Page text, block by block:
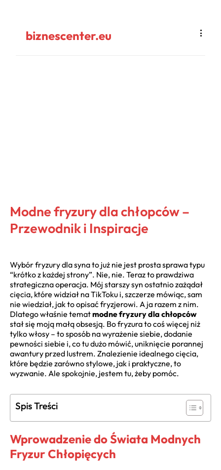
biznescenter.eu
Modne fryzury dla chłopców –
Przewodnik i Inspiracje
Wybór fryzury dla syna to już nie jest prosta sprawa typu
“krótko z każdej strony”. Nie, nie. Teraz to prawdziwa
strategiczna operacja. Mój starszy syn ostatnio zażądał
cięcia, które widział na TikToku i, szczerze mówiąc, sam
nie wiedział, jak to opisać fryzjerowi. A ja razem z nim.
Dlatego właśnie tematmodne fryzury dla chłopców
stał się moją małą obsesją. Bo fryzura to coś więcej niż
tylko włosy – to sposób na wyrażenie siebie, dodanie
pewności siebie i, co tu dużo mówić, uniknięcie porannej
awantury przed lustrem. Znalezienie idealnego cięcia,
które będzie zarówno stylowe, jak i praktyczne, to
wyzwanie. Ale spokojnie, jestem tu, żeby pomóc.
Spis Treści
Wprowadzenie do Świata Modnych
Fryzur Chłopięcych